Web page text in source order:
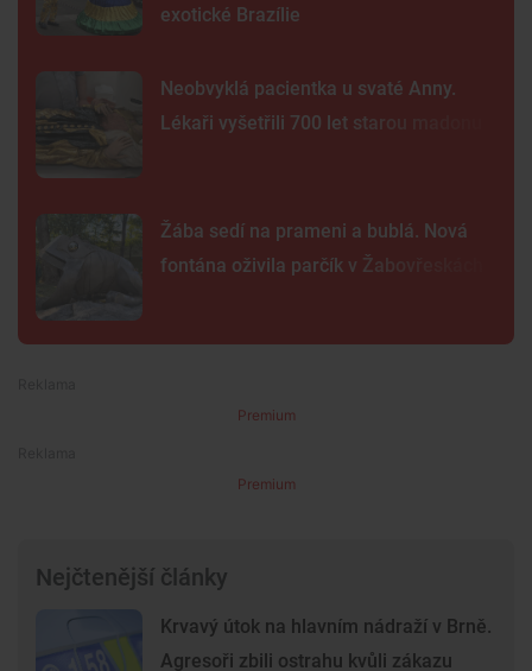
exotické Brazílie
Neobvyklá pacientka u svaté Anny.
Lékaři vyšetřili 700 let starou madonu
Žába sedí na prameni a bublá. Nová
fontána oživila parčík v Žabovřeskách
Premium
Premium
Nejčtenější články
Krvavý útok na hlavním nádraží v Brně.
Agresoři zbili ostrahu kvůli zákazu